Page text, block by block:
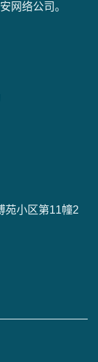
网络公司。
苑小区第11幢2